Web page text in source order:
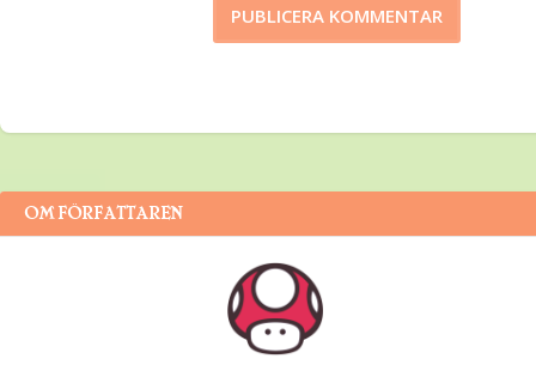
OM FÖRFATTAREN